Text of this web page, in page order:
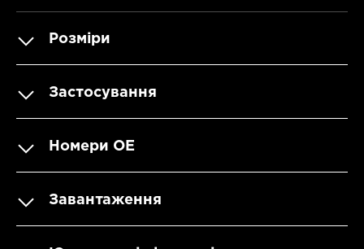
Розміри
Застосування
Номери OE
Завантаження